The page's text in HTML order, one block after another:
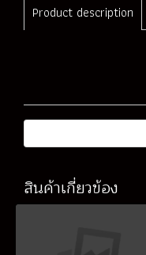
Product description
สินค้าเกี่ยวข้อง